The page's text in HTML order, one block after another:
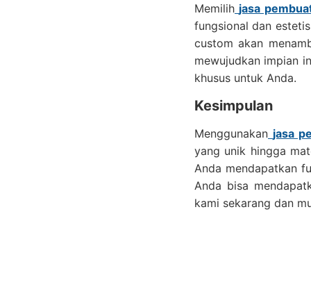
Memilih jasa
fungsional dan
custom akan
mewujudkan impian
khusus untuk Anda.
Kesimpulan
Menggunakan jasa
yang unik hingga
Anda mendapatkan
Anda bisa
kami sekarang dan